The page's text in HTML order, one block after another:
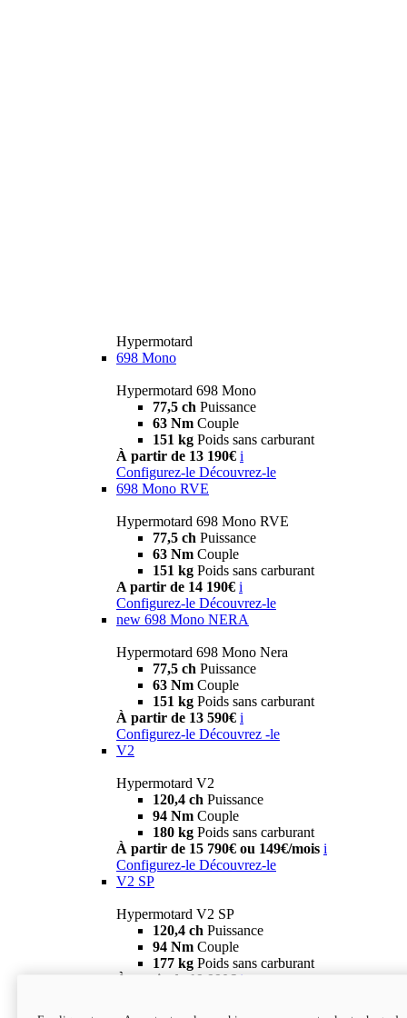
Hypermotard
698 Mono
Hypermotard 698 Mono
77,5 ch Puissance
63 Nm Couple
151 kg Poids sans carburant
À partir de 13 190€ i
Configurez-le Découvrez-le
698 Mono RVE
Hypermotard 698 Mono RVE
77,5 ch Puissance
63 Nm Couple
151 kg Poids sans carburant
A partir de 14 190€ i
Configurez-le Découvrez-le
new 698 Mono NERA
Hypermotard 698 Mono Nera
77,5 ch Puissance
63 Nm Couple
151 kg Poids sans carburant
À partir de 13 590€ i
Configurez-le Découvrez -le
V2
Hypermotard V2
120,4 ch Puissance
94 Nm Couple
180 kg Poids sans carburant
À partir de 15 790€ ou 149€/mois i
Configurez-le Découvrez-le
V2 SP
Hypermotard V2 SP
120,4 ch Puissance
94 Nm Couple
177 kg Poids sans carburant
À partir de 19 990€ i
new
V2 SP 100